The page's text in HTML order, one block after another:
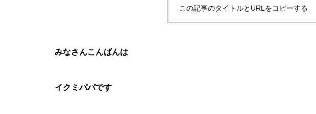
この記事のタイトルとURLをコピーする
みなさんこんばんは
イクミパパです